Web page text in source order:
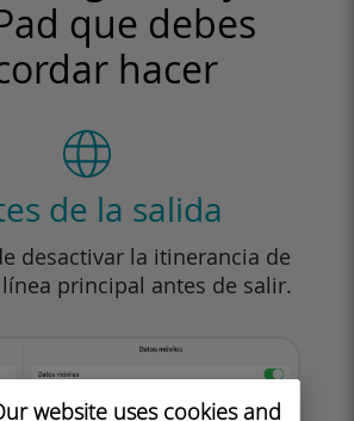
website uses cookies and
que debes
hacer
de la salida
desactivar la itinerancia de
principal antes de salir.